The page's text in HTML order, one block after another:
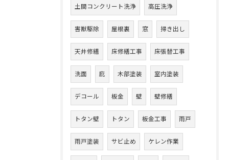
土間コンクリート洗浄 高圧洗浄
害獣駆除 屋根裏 窓 掃き出し
天井修繕 床修繕工事 床張替工事
洗面 庇 木部塗装 室内塗装
デコール 板金 壁 壁修繕
トタン壁 トタン 板金工事 雨戸
雨戸塗装 サビ止め ケレン作業